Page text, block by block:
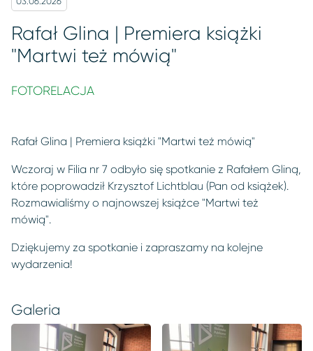
Rafał Glina | Premiera książki
"Martwi też mówią"
FOTORELACJA
Rafał Glina | Premiera książki "Martwi też mówią"
Wczoraj w Filia nr 7 odbyło się spotkanie z Rafałem Gliną,
które poprowadził Krzysztof Lichtblau (Pan od książek).
Rozmawialiśmy o najnowszej książce "Martwi też
mówią".
Dziękujemy za spotkanie i zapraszamy na kolejne
wydarzenia!
Galeria